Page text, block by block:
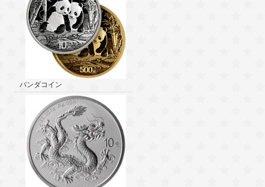
パンダコイン